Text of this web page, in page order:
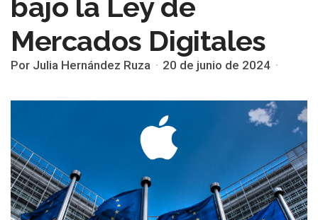
bajo la Ley de
Mercados Digitales
Por Julia Hernández Ruza 20 de junio de 2024